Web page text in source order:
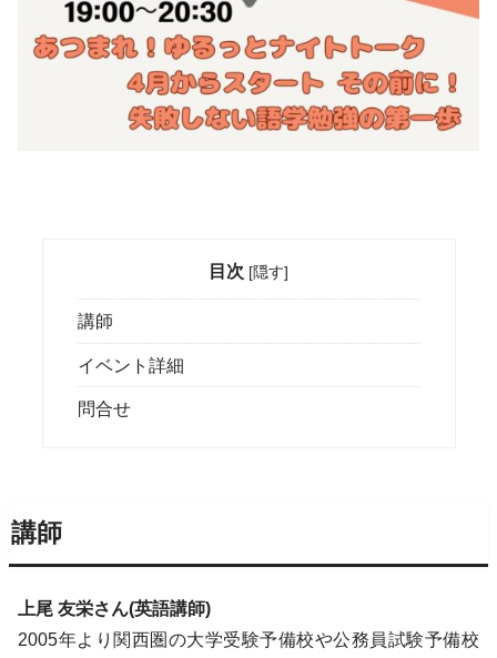
目次 [隠す]
講師
イベント詳細
問合せ
講師
上尾 友栄さん(英語講師)
2005年より関西圏の大学受験予備校や公務員試験予備校